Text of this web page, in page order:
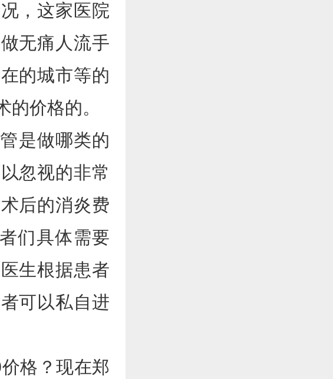
，这家医院
无痛人流手
的城市等的
价格的。
是做哪类的
忽视的非常
后的消炎费
们具体需要
生根据患者
可以私自进
格？现在郑